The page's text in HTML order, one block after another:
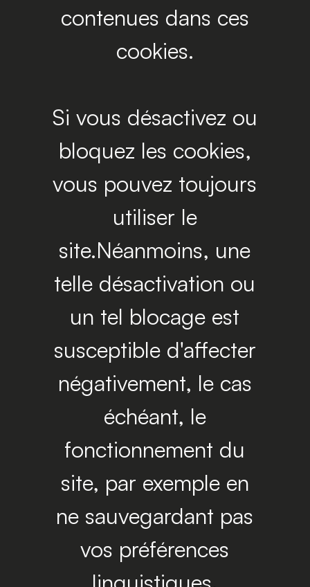
contenues dans ces
cookies.
Si vous désactivez ou
bloquez les cookies,
vous pouvez toujours
utiliser le
site.Néanmoins, une
telle désactivation ou
un tel blocage est
susceptible d'affecter
négativement, le cas
échéant, le
fonctionnement du
site, par exemple en
ne sauvegardant pas
vos préférences